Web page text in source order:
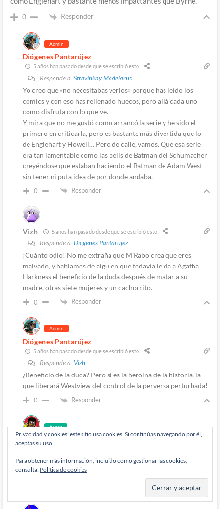
0 Responder
Admin
Diógenes Pantarújez
5 años han pasado desde que se escribió esto
Responde a Stravinkay Modelarus
Yo creo que «no necesitabas verlos» porque has leído los
cómics y con eso has rellenado huecos, pero allá cada uno
como disfruta con lo que ve.
Y mira que no me gustó como arrancó la serie y he sido el
primero en criticarla, pero es bastante más divertida que lo
de Englehart y Howell… Pero de calle, vamos. Que esa serie
era tan lamentable como las pelis de Batman del Schumacher
creyéndose que estaban haciendo el Batman de Adam West
sin tener ni puta idea de por donde andaba.
0 Responder
Vizh 5 años han pasado desde que se escribió esto
Responde a Diógenes Pantarújez
¡Cuánto odio! No me extraña que M’Rabo crea que eres
malvado, y hablamos de alguien que todavía le da a Agatha
Harkness el beneficio de la duda después de matar a su
madre, otras siete mujeres y un cachorrito.
0 Responder
Admin
Diógenes Pantarújez
5 años han pasado desde que se escribió esto
Responde a Vizh
¿Beneficio de la duda? Pero si es la heroina de la historia, la
que liberará Westview del control de la perversa perturbada!
0 Responder
Autor
M'Rabo Mhulargo
Responde aDiógenes Pantarújez
Deja de querer convertir a Wanda en una villana, machista!
Privacidad y cookies: este sitio usa cookies. Si continúas navegando por él,
aceptas su uso.
Para obtener más información, incluido cómo gestionar las cookies,
consulta: Política de cookies